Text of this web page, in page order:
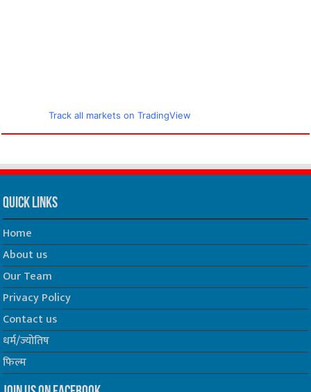
Track all markets on TradingView
Quick Links
Home
About us
Our Team
Privacy Policy
Contact us
धर्म/ज्योतिष
फिल्म